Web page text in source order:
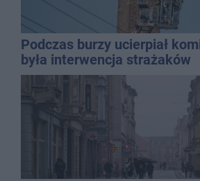
Podczas burzy ucierpiał
była interwencja strażaków